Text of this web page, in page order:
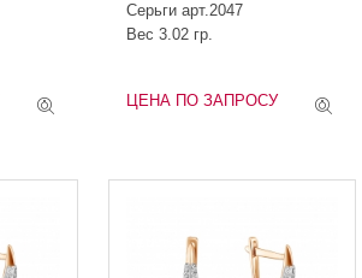
Серьги арт.2047
Вес 3.02 гр.
ЦЕНА ПО ЗАПРОСУ